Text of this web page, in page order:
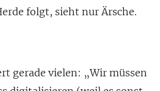
folgt, sieht nur Ärsche.
gerade vielen: „Wir müssen